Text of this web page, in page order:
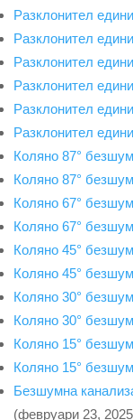
Разклонител
Разклонител
Разклонител
Разклонител
Разклонител
Разклонител
Коляно 87°
Коляно 87°
Коляно 67°
Коляно 67°
Коляно 45°
Коляно 45°
Коляно 30°
Коляно 30°
Коляно 15°
Коляно 15°
Безшумна
(февруари 23,